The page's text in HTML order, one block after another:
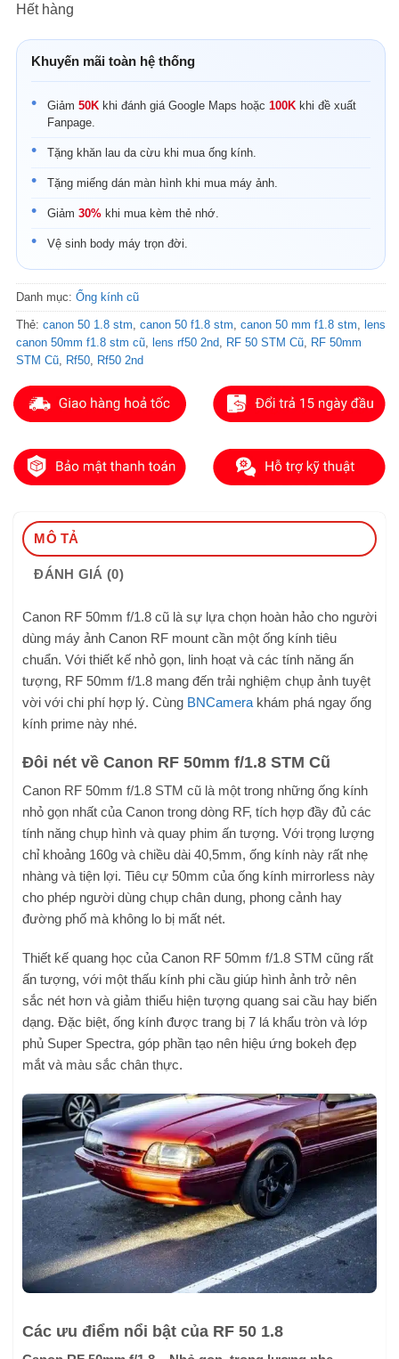
Hết hàng
Khuyến mãi toàn hệ thống
Giảm 50K khi đánh giá Google Maps hoặc 100K khi đề xuất
Fanpage.
Tặng khăn lau da cừu khi mua ống kính.
Tặng miếng dán màn hình khi mua máy ảnh.
Giảm 30% khi mua kèm thẻ nhớ.
Vệ sinh body máy trọn đời.
Danh mục: Ống kính cũ
Thẻ: canon 50 1.8 stm canon 50 f1.8 stm canon 50 mm f1.8 stm lens
canon 50mm f1.8 stm cũ lens rf50 2nd RF 50 STM Cũ RF 50mm
STM Cũ Rf50 Rf50 2nd
MÔ TẢ
ĐÁNH GIÁ (0)
Canon RF 50mm f/1.8 cũ là sự lựa chọn hoàn hảo cho người
dùng máy ảnh Canon RF mount cần một ống kính tiêu
chuẩn. Với thiết kế nhỏ gọn, linh hoạt và các tính năng ấn
tượng, RF 50mm f/1.8 mang đến trải nghiệm chụp ảnh tuyệt
vời với chi phí hợp lý. Cùng BNCamera khám phá ngay ống
kính prime này nhé.
Đôi nét về Canon RF 50mm f/1.8 STM Cũ
Canon RF 50mm f/1.8 STM cũ là một trong những ống kính
nhỏ gọn nhất của Canon trong dòng RF, tích hợp đầy đủ các
tính năng chụp hình và quay phim ấn tượng. Với trọng lượng
chỉ khoảng 160g và chiều dài 40,5mm, ống kính này rất nhẹ
nhàng và tiện lợi. Tiêu cự 50mm của ống kính mirrorless này
cho phép người dùng chụp chân dung, phong cảnh hay
đường phố mà không lo bị mất nét.
Thiết kế quang học của Canon RF 50mm f/1.8 STM cũng rất
ấn tượng, với một thấu kính phi cầu giúp hình ảnh trở nên
sắc nét hơn và giảm thiểu hiện tượng quang sai cầu hay biến
dạng. Đặc biệt, ống kính được trang bị 7 lá khẩu tròn và lớp
phủ Super Spectra, góp phần tạo nên hiệu ứng bokeh đẹp
mắt và màu sắc chân thực.
Các ưu điểm nổi bật của RF 50 1.8